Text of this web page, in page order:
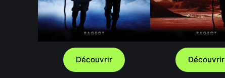
Découvrir Découvrir